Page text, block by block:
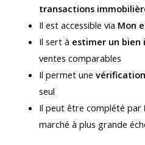
transactions
Il est accessible via Mon
Il sert à estimer un bien
ventes comparables
Il permet une
seul
Il peut être complété par
marché à plus grande